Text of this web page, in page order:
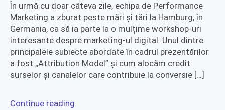
În urmă cu doar câteva zile, echipa de Performance
Marketing a zburat peste mări și tări la Hamburg, în
Germania, ca să ia parte la o mulțime workshop-uri
interesante despre marketing-ul digital. Unul dintre
principalele subiecte abordate în cadrul prezentărilor
a fost „Attribution Model” și cum alocăm credit
surselor și canalelor care contribuie la conversie […]
Continue reading